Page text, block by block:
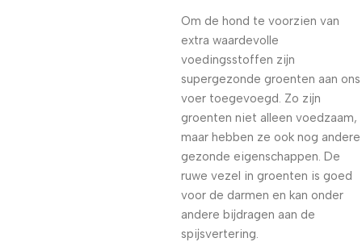
Om de hond te voorzien van
extra waardevolle
voedingsstoffen zijn
supergezonde groenten aan ons
voer toegevoegd. Zo zijn
groenten niet alleen voedzaam,
maar hebben ze ook nog andere
gezonde eigenschappen. De
ruwe vezel in groenten is goed
voor de darmen en kan onder
andere bijdragen aan de
spijsvertering.